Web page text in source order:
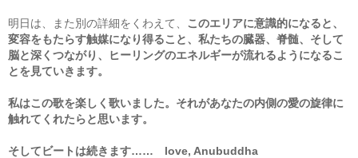
明日は、また別の詳細をくわえて、 このエリアに意識的になると、
変容をもたらす触媒になり得ること、私たちの臓器、脊髄、そして
脳と深くつながり、ヒーリングのエネルギーが流れるようになるこ
とを見ていきます。
私はこの歌を楽しく歌いました。それがあなたの内側の愛の旋律に
触れてくれたらと思います。
そしてビートは続きます…… love, Anubuddha